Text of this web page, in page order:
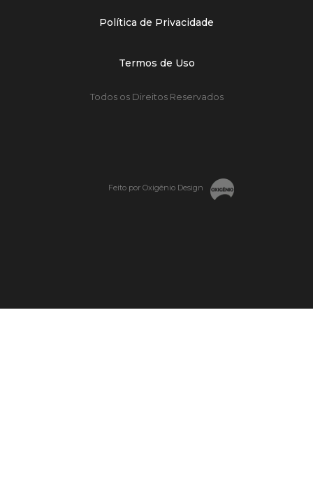
Política de Privacidade
Termos de Uso
Todos os Direitos Reservados
Feito por Oxigênio Design